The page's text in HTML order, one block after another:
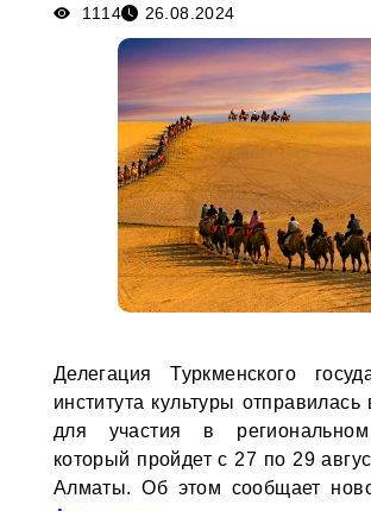
1114 26.08.2024
Делегация Туркменского
института культуры отправилась
для участия в региональном
который пройдет с 27 по 29
Алматы. Об этом сообщает